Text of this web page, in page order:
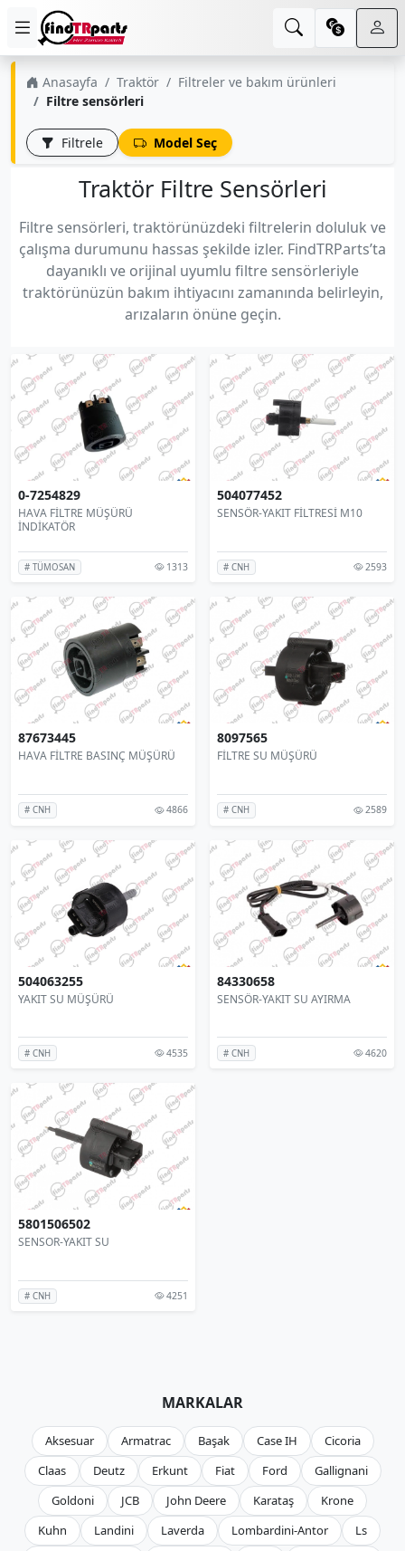
Anasayfa Traktör
Filtreler ve bakım ürünleri
Filtre sensörleri
Filtrele Model Seç
Traktör Filtre Sensörleri
Filtre sensörleri, traktörünüzdeki filtrelerin doluluk ve
çalışma durumunu hassas şekilde izler. FindTRParts’ta
dayanıklı ve orijinal uyumlu filtre sensörleriyle
traktörünüzün bakım ihtiyacını zamanında belirleyin,
arızaların önüne geçin.
0-7254829
HAVA FİLTRE MÜŞÜRÜ
İNDİKATÖR
# TÜMOSAN 1313
504077452
SENSÖR-YAKIT FİLTRESİ M10
# CNH 2593
87673445
HAVA FİLTRE BASINÇ MÜŞÜRÜ
# CNH 4866
8097565
FİLTRE SU MÜŞÜRÜ
# CNH 2589
504063255
YAKIT SU MÜŞÜRÜ
# CNH 4535
84330658
SENSÖR-YAKIT SU AYIRMA
# CNH 4620
5801506502
SENSOR-YAKIT SU
# CNH 4251
MARKALAR
Aksesuar Armatrac Başak Case IH
Cicoria
Claas
Deutz Erkunt Fiat Ford
Gallignani
Goldoni
JCB John Deere Karataş
Krone
Kuhn
Landini Laverda Lombardini-Antor
Ls